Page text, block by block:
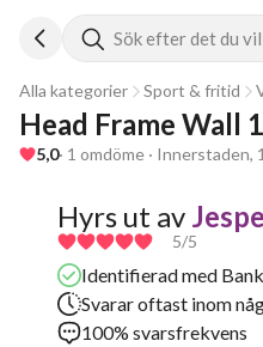
Sök efter det du
Alla kategorier Sport & fritid
Head Frame Wall
5,0· 1 omdöme · Innerstaden,
Hyrs ut av
5/5
Identifierad med
Svarar oftast inom
100% svarsfrekvens